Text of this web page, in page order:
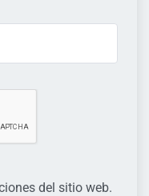
del sitio web.